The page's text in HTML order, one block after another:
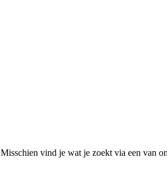
vind je wat je zoekt via een van